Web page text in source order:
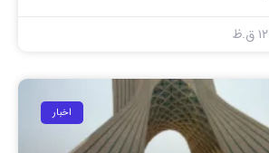
اخبار